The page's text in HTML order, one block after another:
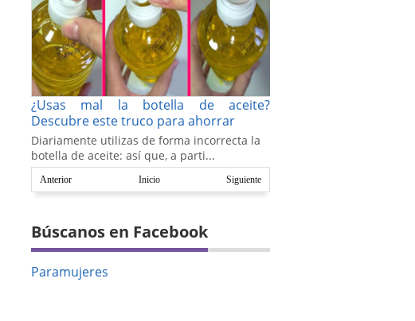
¿Usas mal la botella de aceite?
Descubre este truco para ahorrar
Diariamente utilizas de forma incorrecta la
botella de aceite: así que, a parti...
Anterior Siguiente
Inicio
Búscanos en Facebook
Paramujeres